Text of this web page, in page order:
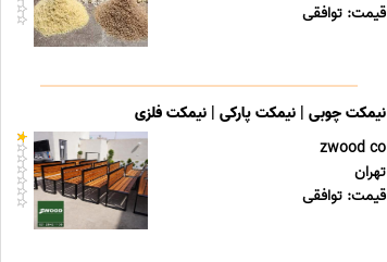
قیمت: توافقی
نیمکت چوبی | نیمکت پارکی | نیمکت فلزی
zwood co
تهران
قیمت: توافقی